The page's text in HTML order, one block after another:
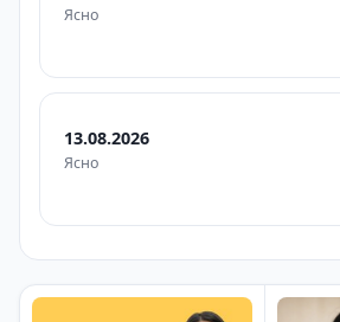
Ясно
13.08.2026
Ясно